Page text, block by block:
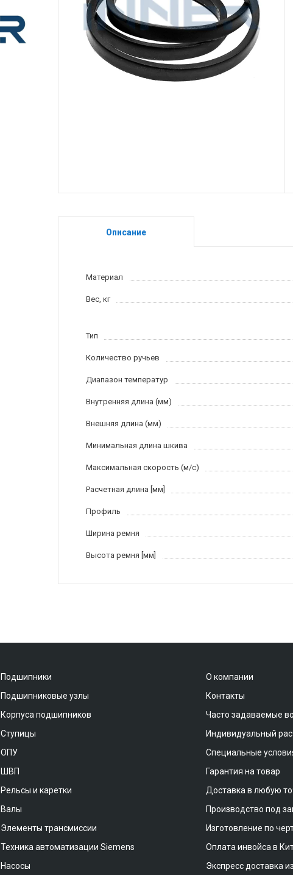
Описание
Материал
Вес, кг
Тип
Количество ручьев
Диапазон температур
Внутренняя длина (мм)
Внешняя длина (мм)
Минимальная длина шкива
Максимальная скорость (м/c)
Расчетная длина [мм]
Профиль
Ширина ремня
Высота ремня [мм]
Подшипники
Подшипниковые узлы
Корпуса подшипников
Ступицы
ОПУ
ШВП
Рельсы и каретки
Валы
Элементы трансмиссии
Техника автоматизации Siemens
Насосы
О компании
Контакты
Часто задаваемые
Индивидуальный
Специальные
Гарантия на товар
Доставка в любую
Производство под
Изготовление по
Оплата инвойса в
Экспресс доставка